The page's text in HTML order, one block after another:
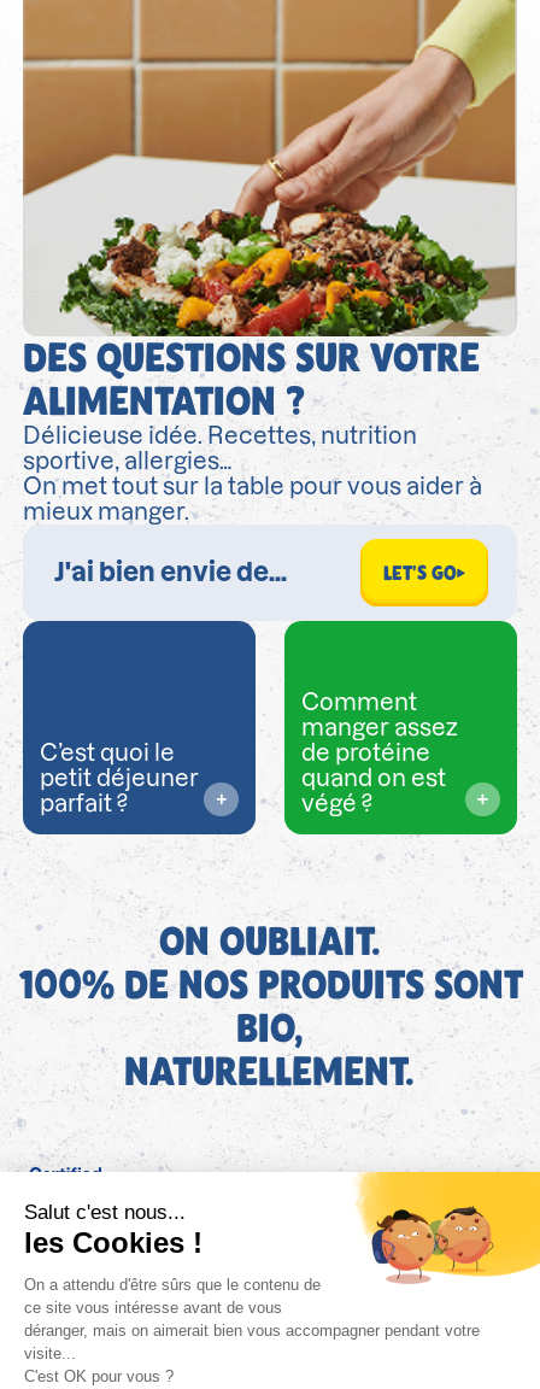
DES QUESTIONS SUR VOTRE
ALIMENTATION ?
Délicieuse idée. Recettes, nutrition
sportive, allergies…
On met tout sur la table pour vous aider à
mieux manger.
LET'S GO
C’est quoi le
petit déjeuner
parfait ?
Comment
manger assez
de protéine
quand on est
végé ?
ON OUBLIAIT.
100% DE NOS PRODUITS SONT
BIO,
NATURELLEMENT.
FR
Bjorg pour les pros
Politique de confidentialité
Instagram Facebook
Retrouvez les informations AGEC de nos produits sur le site